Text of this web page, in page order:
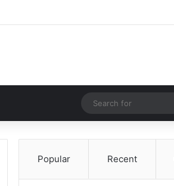
Random Article
Popular Recent